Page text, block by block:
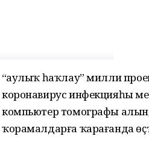
“Һаулыҡ һаҡлау” милли
коронавирус инфекцияһы
компьютер томографы
ҡорамалдарға ҡарағанда